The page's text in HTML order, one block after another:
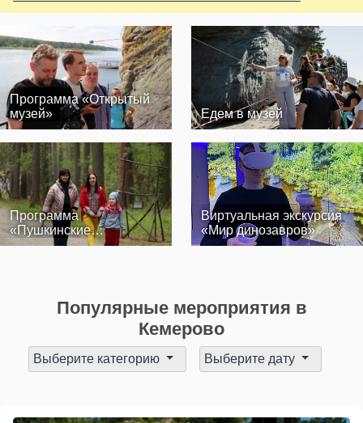
Программа «Открытый
музей»
Едем в музей
Программа
«Пушкинские
выходные»
Виртуальная экскурсия
«Мир динозавров»
Популярные мероприятия в
Кемерово
Выберите категорию Выберите дату